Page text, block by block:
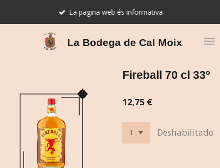
La Bodega de Cal Moix
La pagina web és informativa
Fireball 70 cl 33º
12,75 €
Deshabilitado